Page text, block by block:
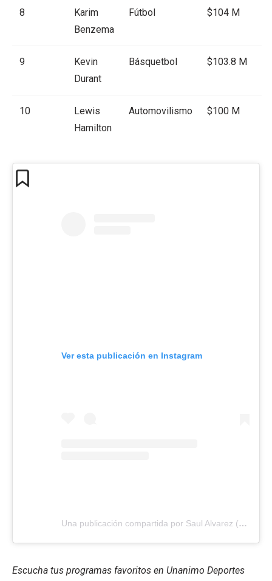
8
Karim
Benzema
Fútbol $104 M
9
Kevin
Durant
Básquetbol $103.8 M
10
Lewis
Hamilton
Automovilismo $100 M
Ver esta publicación en Instagram
Una publicación compartida por Saul Alvarez (@canelo)
Escucha tus programas favoritos en Unanimo Deportes